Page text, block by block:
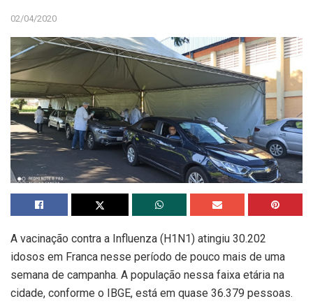
02/04/2020
A vacinação contra a Influenza (H1N1) atingiu 30.202
idosos em Franca nesse período de pouco mais de uma
semana de campanha. A população nessa faixa etária na
cidade, conforme o IBGE, está em quase 36.379 pessoas.